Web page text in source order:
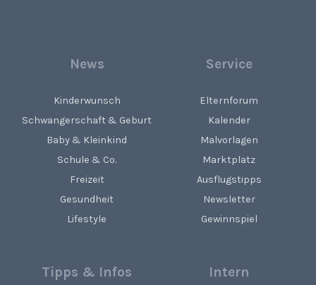
News
Kinderwunsch
Schwangerschaft & Geburt
Baby & Kleinkind
Schule & Co.
Freizeit
Gesundheit
Lifestyle
Service
Elternforum
Kalender
Malvorlagen
Marktplatz
Ausflugstipps
Newsletter
Gewinnspiel
Tipps & Infos Intern